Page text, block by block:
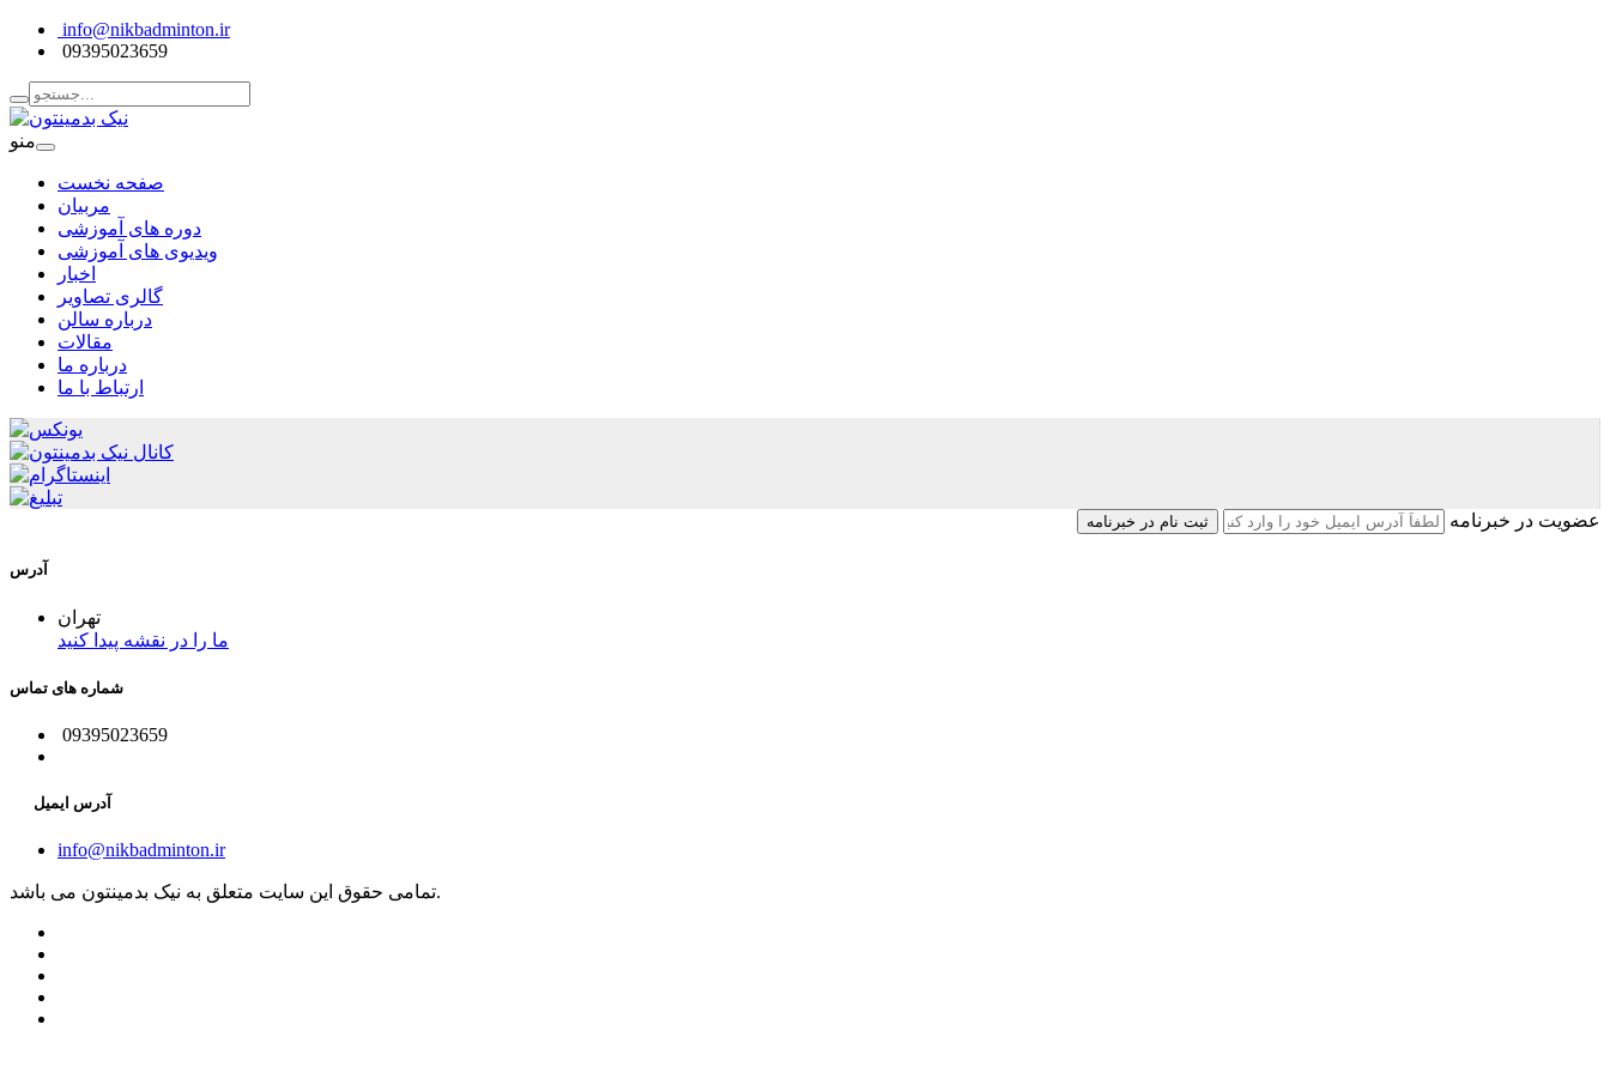
info@nikbadminton.ir
09395023659
منو
صفحه نخست
مربیان
دوره های آموزشی
ویدیوی های آموزشی
اخبار
گالری تصاویر
درباره سالن
مقالات
درباره ما
ارتباط با ما
عضویت در خبرنامه
آدرس
تهران
ما را در نقشه پیدا کنید
شماره های تماس
09395023659
آدرس ایمیل
info@nikbadminton.ir
تمامی حقوق این سایت متعلق به نیک بدمینتون می باشد.